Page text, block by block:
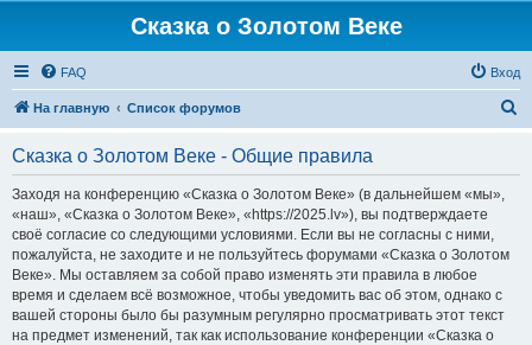
Сказка о Золотом Веке
FAQ Вход
На главную Список форумов
Сказка о Золотом Веке - Общие правила
Заходя на конференцию «Сказка о Золотом Веке» (в дальнейшем «мы»,
«наш», «Сказка о Золотом Веке», «https://2025.lv»), вы подтверждаете
своё согласие со следующими условиями. Если вы не согласны с ними,
пожалуйста, не заходите и не пользуйтесь форумами «Сказка о Золотом
Веке». Мы оставляем за собой право изменять эти правила в любое
время и сделаем всё возможное, чтобы уведомить вас об этом, однако с
вашей стороны было бы разумным регулярно просматривать этот текст
на предмет изменений, так как использование конференции «Сказка о